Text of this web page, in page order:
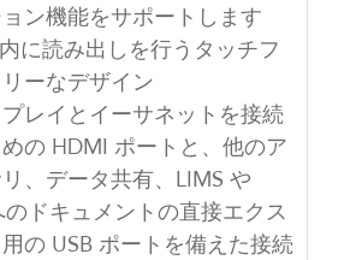
ン機能をサポートします
に読み出しを行うタッチフ
ーなデザイン
レイとイーサネットを接続
の HDMI ポートと、他のア
、データ共有、LIMS や
のドキュメントの直接エクス
の USB ポートを備えた接続